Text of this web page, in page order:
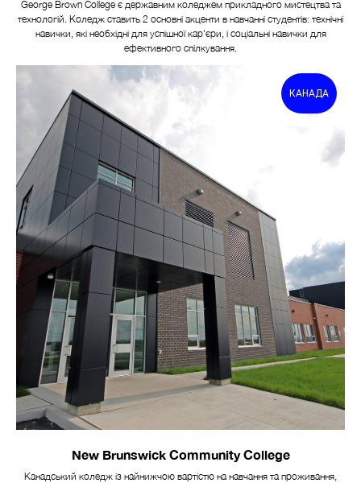
George Brown College є державним коледжем прикладного мистецтва та
технологій. Коледж ставить 2 основні акценти в навчанні студентів: технічні
навички, які необхідні для успішної кар'єри, і соціальні навички для
ефективного спілкування.
КАНАДА
New Brunswick Community College
Канадський коледж із найнижчою вартістю на навчання та проживання,